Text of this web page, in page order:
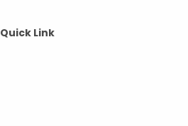
Quick Link